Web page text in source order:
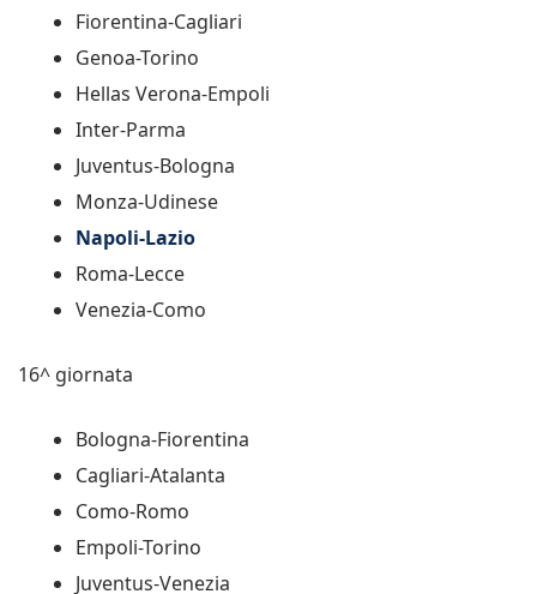
Fiorentina-Cagliari
Genoa-Torino
Hellas Verona-Empoli
Inter-Parma
Juventus-Bologna
Monza-Udinese
Napoli-Lazio
Roma-Lecce
Venezia-Como
16^ giornata
Bologna-Fiorentina
Cagliari-Atalanta
Como-Romo
Empoli-Torino
Juventus-Venezia